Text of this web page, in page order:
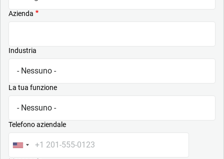
Azienda
Industria
La tua funzione
Telefono aziendale